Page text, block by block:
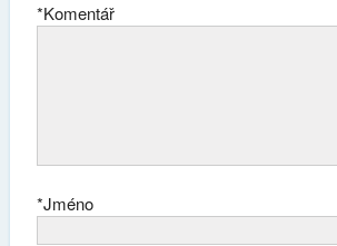
Komentář
*
Jméno
*